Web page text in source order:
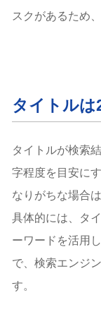
スクがあるため
タイトルは
タイトルが検索
字程度を目安に
なりがちな場合
具体的には、タ
ーワードを活用
で、検索エンジ
す。